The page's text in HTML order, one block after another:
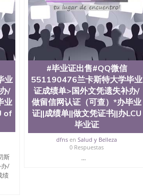
学历认证QQ微信551190476海外文凭
又译为“圣荷西州立大学”）成立于
公立大学之一。位于圣何塞市San Jose
学，它以极高的就业率，全美名列前
福克斯》杂志评选为全美50强公立综
今，这是一所在世界上享有学术地
育质量的核心代表。其计算机系与会
其所处地域的世界硅谷中心得到工作
的实习机会。无论是加州大学系统
有大学中的地理位置。 圣何塞州立大
要科技中心。约有学生三万人，超过
读。其有名的科系如计算机科学，电
；而各种大学部和研究所的商学课程
1、收集客户办理信息； 2、客户付
客户确认； 5、电子图确认好转成品
（国内顺丰，国外DHL）。 三、真实
存档。 2、留学回国人员证明（使馆认
可查，终身受用。 四、办理流程农业
教育学院、工程学院、健康与人类发
学校的教育学院排名在全美前十名，
业
/
业
of
斯
/
绩
#毕业证出售#QQ微信
551190476兰卡斯特大学毕业
证成绩单>国外文凭遗失补办/
做留信网认证（可查）*办毕业
证||成绩单||做文凭证书||办LCU
毕业证
dfns enSalud y Belleza
0 Respuestas
...